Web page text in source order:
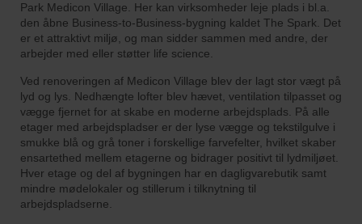
Park Medicon Village. Her kan virksomheder leje plads i bl.a.
den åbne Business-to-Business-bygning kaldet The Spark.
Det
er et attraktivt miljø, og man sidder sammen med andre, der
arbejder med eller støtter life science.
Ved renoveringen af Medicon Village blev der lagt stor vægt på
lyd og lys.
Nedhængte lofter blev hævet, ventilation tilpasset og
vægge fjernet for at skabe en moderne arbejdsplads.
På alle
etager med arbejdspladser er der lyse vægge og tekstilgulve i
smukke blå og grå toner i forskellige farvefelter, hvilket skaber
ensartethed mellem etagerne og bidrager positivt til lydmiljøet.
Hver etage og del af bygningen har en dagligvarebutik samt
mindre mødelokaler og stillerum i tilknytning til
arbejdspladserne.